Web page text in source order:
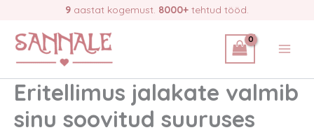
content
9 aastat kogemust. 8000+ tehtud tööd.
Eritellimus jalakate valmib
sinu soovitud suuruses